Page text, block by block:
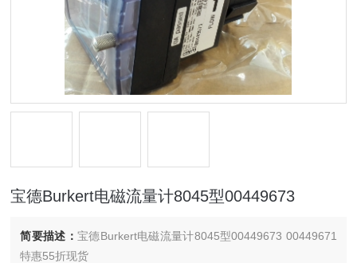
宝德Burkert电磁流量计8045型00449673
简要描述：宝德Burkert电磁流量计8045型00449673 00449671
特惠55折现货